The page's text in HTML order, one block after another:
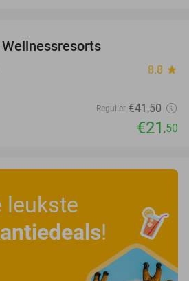
Wellnessresorts
8.8 star
Regulier €41,50
€21 ,50
leukste
!